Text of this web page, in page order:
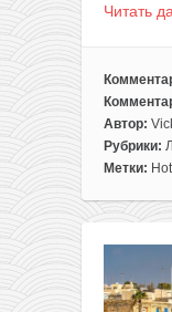
Читать
к
записи
Готовый
на
бархатный
сезон:
Автор:
Рубрики:
Метки: